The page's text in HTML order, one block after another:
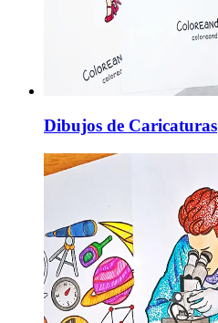
Dibujos de Caricaturas